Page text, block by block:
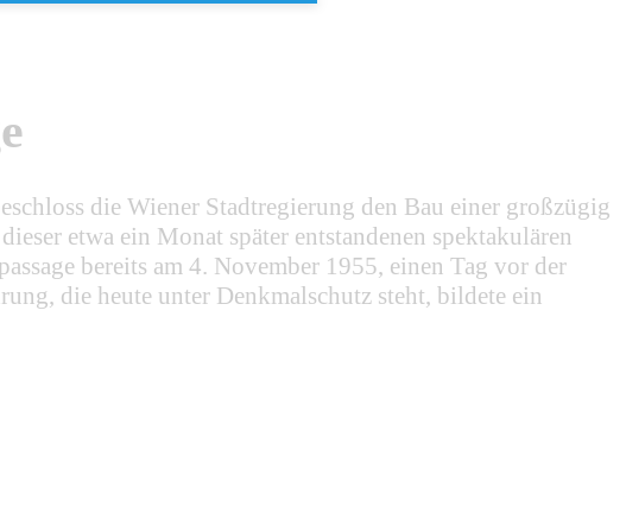
die Wiener Stadtregierung den Bau einer großzügig
etwa ein Monat später entstandenen spektakulären
bereits am 4. November 1955, einen Tag vor der
die heute unter Denkmalschutz steht, bildete ein